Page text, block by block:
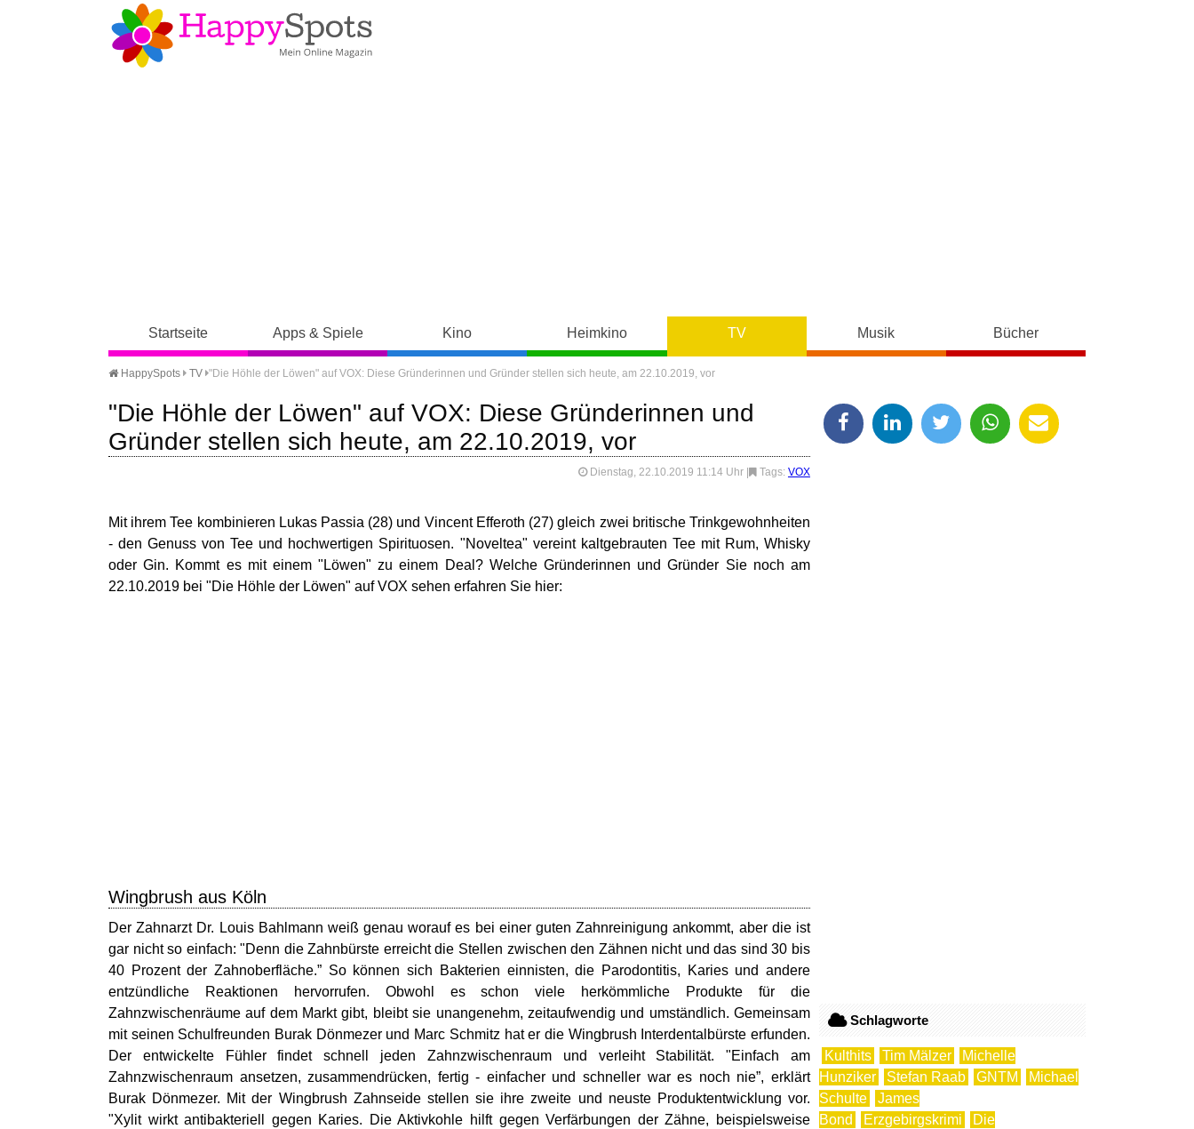
Startseite Apps & Spiele Kino Heimkino TV Musik Bücher
HappySpots TV "Die Höhle der Löwen" auf VOX: Diese Gründerinnen und Gründer stellen sich heute, am 22.10.2019, vor
"Die Höhle der Löwen" auf VOX: Diese Gründerinnen und
Gründer stellen sich heute, am 22.10.2019, vor
Dienstag, 22.10.2019 11:14 Uhr Tags: VOX
Mit ihrem Tee kombinieren Lukas Passia (28) und Vincent Efferoth (27) gleich zwei britische Trinkgewohnheiten
- den Genuss von Tee und hochwertigen Spirituosen. "Noveltea" vereint kaltgebrauten Tee mit Rum, Whisky
oder Gin. Kommt es mit einem "Löwen" zu einem Deal? Welche Gründerinnen und Gründer Sie noch am
22.10.2019 bei "Die Höhle der Löwen" auf VOX sehen erfahren Sie hier:
Wingbrush aus Köln
Der Zahnarzt Dr. Louis Bahlmann weiß genau worauf es bei einer guten Zahnreinigung ankommt, aber die ist
gar nicht so einfach: "Denn die Zahnbürste erreicht die Stellen zwischen den Zähnen nicht und das sind 30 bis
40 Prozent der Zahnoberfläche.” So können sich Bakterien einnisten, die Parodontitis, Karies und andere
entzündliche Reaktionen hervorrufen. Obwohl es schon viele herkömmliche Produkte für die
Zahnzwischenräume auf dem Markt gibt, bleibt sie unangenehm, zeitaufwendig und umständlich. Gemeinsam
mit seinen Schulfreunden Burak Dönmezer und Marc Schmitz hat er die Wingbrush Interdentalbürste erfunden.
Der entwickelte Fühler findet schnell jeden Zahnzwischenraum und verleiht Stabilität. "Einfach am
Zahnzwischenraum ansetzen, zusammendrücken, fertig - einfacher und schneller war es noch nie”, erklärt
Burak Dönmezer. Mit der Wingbrush Zahnseide stellen sie ihre zweite und neuste Produktentwicklung vor.
"Xylit wirkt antibakteriell gegen Karies. Die Aktivkohle hilft gegen Verfärbungen der Zähne, beispielsweise
Schlagworte
Kulthits Tim Mälzer
Michelle
Hunziker
Stefan Raab GNTM
Michael
Schulte
James
Bond
Erzgebirgskrimi
Die